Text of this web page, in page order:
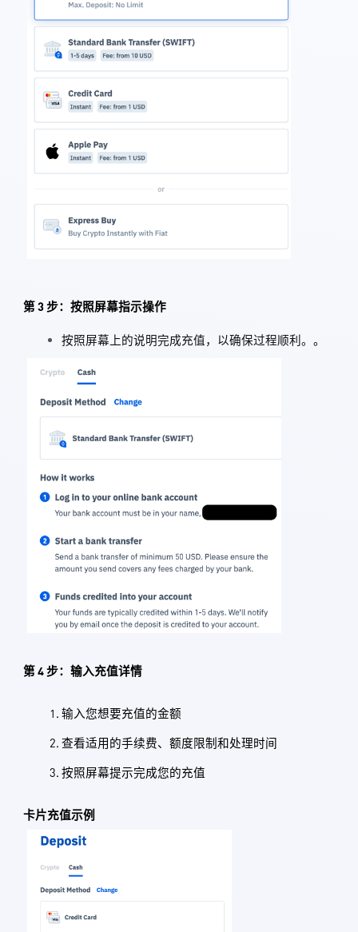
第 3 步：按照屏幕指示操作
按照屏幕上的说明完成充值，以确保过程顺利。 。
第 4 步：输入充值详情
输入您想要充值的金额
查看适用的手续费、额度限制和处理时间
按照屏幕提示完成您的充值
卡片充值示例